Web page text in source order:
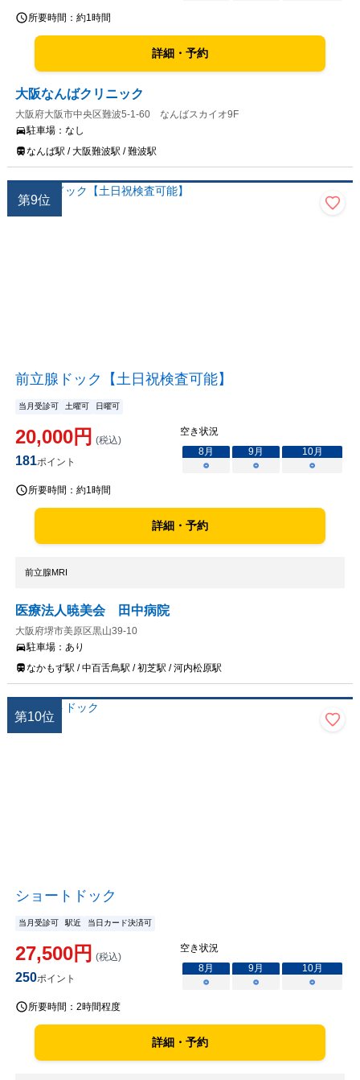
所要時間： 約1時間
詳細・予約
大阪なんばクリニック
大阪府大阪市中央区難波5-1-60 なんばスカイオ9F
駐車場： なし
なんば駅 / 大阪難波駅 / 難波駅
第9位
前立腺ドック【土日祝検査可能】
当月受診可 土曜可 日曜可
20,000円 (税込)
181ポイント
空き状況
8月 9月 10月
○
○ ○
所要時間： 約1時間
詳細・予約
前立腺MRI
医療法人暁美会 田中病院
大阪府堺市美原区黒山39-10
駐車場： あり
なかもず駅 / 中百舌鳥駅 / 初芝駅 / 河内松原駅
第10位
ショートドック
当月受診可 駅近 当日カード決済可
27,500円 (税込)
250ポイント
空き状況
8月 9月 10月
○
○ ○
所要時間： 2時間程度
詳細・予約